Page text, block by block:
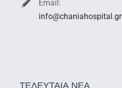
Email:
info@chaniahospital.gr
ΤΕΛΕΥΤΑΙΑ ΝΕΑ